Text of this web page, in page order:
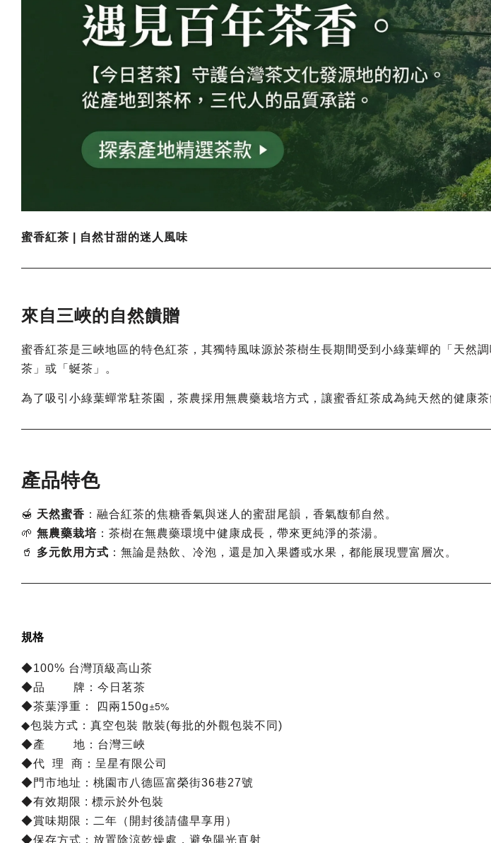
蜜香紅茶 | 自然甘甜的迷人風味
來自三峽的自然饋贈
蜜香紅茶是三峽地區的特色紅茶，其獨特風味源於茶樹生長期間受到小綠葉蟬的「天然
茶」或「蜒茶」。
為了吸引小綠葉蟬常駐茶園，茶農採用無農藥栽培方式，讓蜜香紅茶成為純天然的健康
產品特色
🍯 天然蜜香 ：融合紅茶的焦糖香氣與迷人的蜜甜尾韻，香氣馥郁自然。
🌱 無農藥栽培 ：茶樹在無農藥環境中健康成長，帶來更純淨的茶湯。
🥤 多元飲用方式 ：無論是熱飲、冷泡，還是加入果醬或水果，都能展現豐富層次。
規格
◆100% 台灣頂級高山茶
◆品 牌：今日茗茶
◆茶葉淨重： 四兩150g±5%
◆包裝方式：真空包裝 散裝(每批的外觀包裝不同)
◆產 地：台灣三峽
◆代 理 商：呈星有限公司
◆門市地址：桃園市八德區富榮街36巷27號
◆有效期限 : 標示於外包裝
◆賞味期限：二年（開封後請儘早享用）
◆保存方式：放置陰涼乾燥處，避免陽光直射